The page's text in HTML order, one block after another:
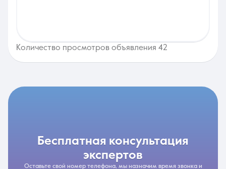
Количество просмотров объявления 42
бесплатная консультация
экспертов
Оставьте свой номер телефона, мы назначим время звонка и